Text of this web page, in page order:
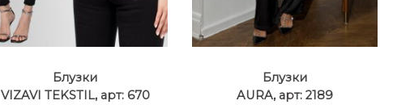
Блузки
VIZAVI TEKSTIL, арт: 670
Блузки
AURA, арт: 2189